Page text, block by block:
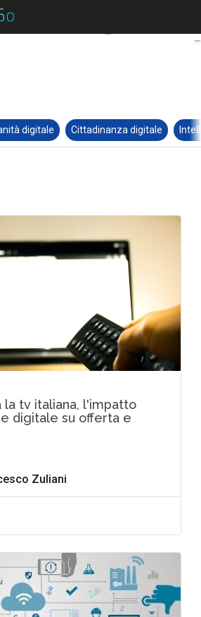
digitale Cittadinanza digitale
la tv italiana, l'impatto
digitale su offerta e
Zuliani